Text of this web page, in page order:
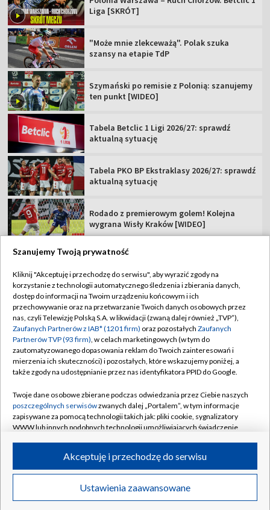
Transmisje Wideo
Liga [SKRÓT]
"Może mnie zlekceważą". Polak szuka
szansy na etapie TdP
Szymański po remisie z Polonią: szanujemy
ten punkt [WIDEO]
Tabela Betclic 1 Ligi 2026/27: sprawdź
aktualną sytuację
Tabela PKO BP Ekstraklasy 2026/27: sprawdź
aktualną sytuację
Rodado z premierowym golem! Kolejna
wygrana Wisły Kraków [WIDEO]
TVP
Abonament TVP
Sklep TVP
Biuro Reklamy
Oferta Handlowa
Emisja w TVP
Rada Programowa
Ogłoszenia przetargowe
Akademia Telewizyjna
Centrum informacji TVP
Regulamin TVP
Polityka prywatności
Moje zgody
Biuro reklamy
Kanały
©2026 Telewizja Polska Spółka Akcyjna w likwidacji
Szanujemy Twoją prywatność
Kliknij "Akceptuję i przechodzę do serwisu", aby wyrazić zgody na
korzystanie z technologii automatycznego śledzenia i zbierania danych,
dostęp do informacji na Twoim urządzeniu końcowym i ich
przechowywanie oraz na przetwarzanie Twoich danych osobowych przez
nas, czyli Telewizję Polską S.A. w likwidacji (zwaną dalej również „TVP”),
Zaufanych Partnerów z IAB* (1201 firm) oraz pozostałych Zaufanych
Partnerów TVP (93 firm), w celach marketingowych (w tym do
zautomatyzowanego dopasowania reklam do Twoich zainteresowań i
mierzenia ich skuteczności) i pozostałych, które wskazujemy poniżej, a
także zgody na udostępnianie przez nas identyfikatora PPID do Google.
Twoje dane osobowe zbierane podczas odwiedzania przez Ciebie naszych
poszczególnych serwisówzwanych dalej „Portalem”, w tym informacje
zapisywane za pomocą technologii takich jak: pliki cookie, sygnalizatory
WWW lub innych podobnych technologii umożliwiających świadczenie
ruchu w Internecie.
Twoje dane osobowe zbierane podczas odwiedzania przez Ciebie
poszczególnych serwisówna Portalu, takie jak adresy IP, identyfikatory
Ustawienia zaawansowane
Akceptuję i przechodzę do serwisu